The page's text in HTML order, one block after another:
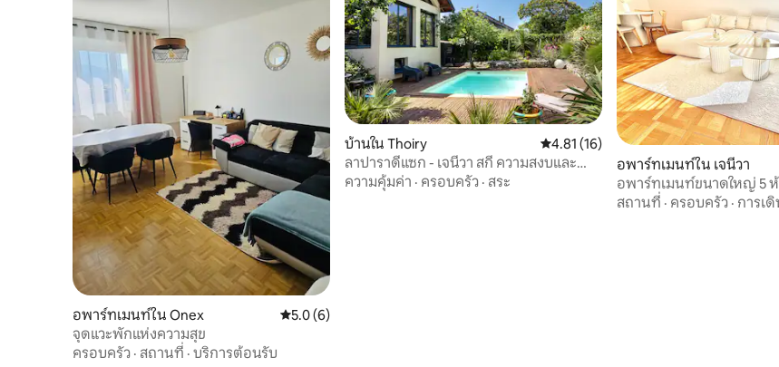
อพาร์ทเมนท์ใน Onex คะแนนเฉลี่ย 5.0 จาก 5, 6 รีวิว
5.0 (6)
จุดแวะพักแห่งความสุข
ครอบครัว · สถานที่ · บริการต้อนรับ
บ้านใน Thoiry คะแนนเฉลี่ย 4.81 จาก 5, 16 รีวิว
4.81 (16)
ลาปาราดีแซก - เจนีวา สกี ความสงบและ
ภูเขา
ความคุ้มค่า · ครอบครัว · สระ
อพาร์ทเมนท์ใน เจนีวา
อพาร์ทเมนท์ขนาดใหญ่ 5 ห้
วาและสหประชาชาติ
สถานที่ · ครอบครัว · การเ